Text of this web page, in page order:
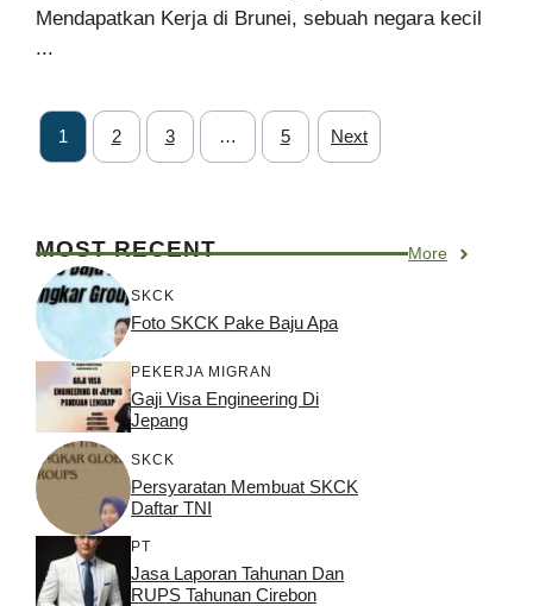
Mendapatkan Kerja di Brunei, sebuah negara kecil
...
1 2 3 … 5 Next
MOST RECENT More
SKCK
Foto SKCK Pake Baju Apa
PEKERJA MIGRAN
Gaji Visa Engineering Di
Jepang
SKCK
Persyaratan Membuat SKCK
Daftar TNI
PT
Jasa Laporan Tahunan Dan
RUPS Tahunan Cirebon